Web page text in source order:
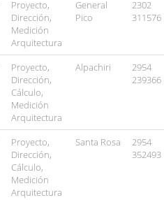
Proyecto,
Dirección,
Medición
Arquitectura
General
Pico
2302
311576
Proyecto,
Dirección,
Cálculo,
Medición
Arquitectura
Alpachiri
2954
239366
Proyecto,
Dirección,
Cálculo,
Medición
Arquitectura
Santa Rosa
2954
352493